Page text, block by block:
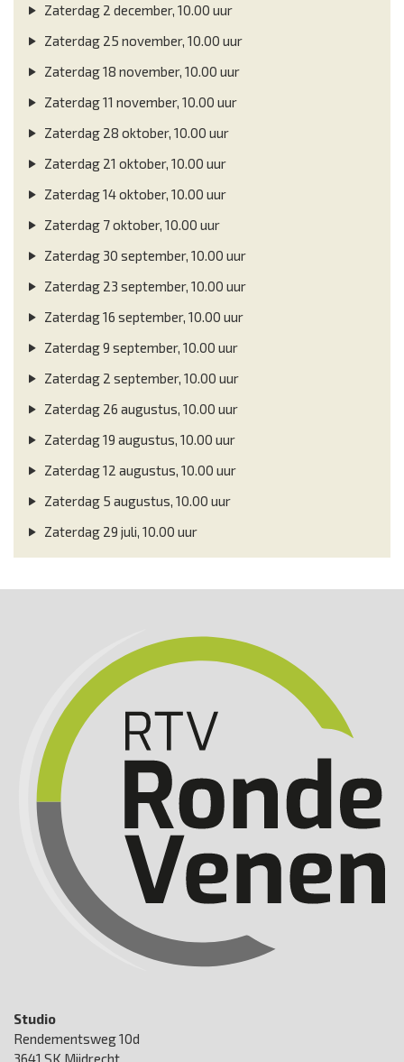
Zaterdag 2 december, 10.00 uur
Zaterdag 25 november, 10.00 uur
Zaterdag 18 november, 10.00 uur
Zaterdag 11 november, 10.00 uur
Zaterdag 28 oktober, 10.00 uur
Zaterdag 21 oktober, 10.00 uur
Zaterdag 14 oktober, 10.00 uur
Zaterdag 7 oktober, 10.00 uur
Zaterdag 30 september, 10.00 uur
Zaterdag 23 september, 10.00 uur
Zaterdag 16 september, 10.00 uur
Zaterdag 9 september, 10.00 uur
Zaterdag 2 september, 10.00 uur
Zaterdag 26 augustus, 10.00 uur
Zaterdag 19 augustus, 10.00 uur
Zaterdag 12 augustus, 10.00 uur
Zaterdag 5 augustus, 10.00 uur
Zaterdag 29 juli, 10.00 uur
Studio
Rendementsweg 10d
3641 SK Mijdrecht